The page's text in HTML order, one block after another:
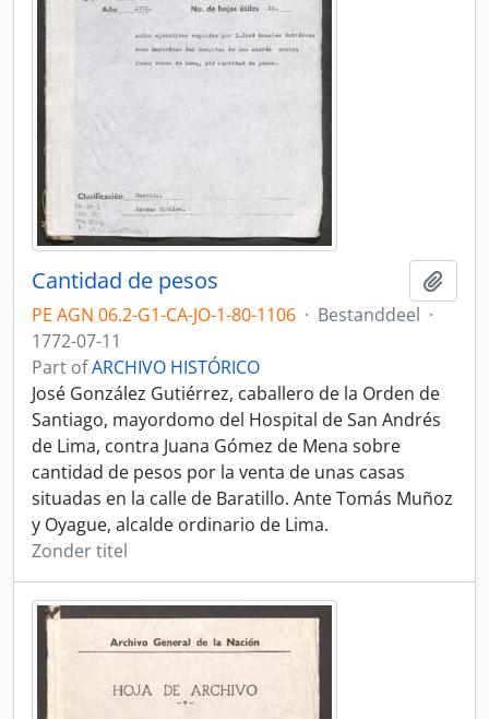
Cantidad de pesos
PE AGN 06.2-G1-CA-JO-1-80-1106 · Bestanddeel ·
1772-07-11
Part ofARCHIVO HISTÓRICO
José González Gutiérrez, caballero de la Orden de
Santiago, mayordomo del Hospital de San Andrés
de Lima, contra Juana Gómez de Mena sobre
cantidad de pesos por la venta de unas casas
situadas en la calle de Baratillo. Ante Tomás Muñoz
y Oyague, alcalde ordinario de Lima.
Zonder titel